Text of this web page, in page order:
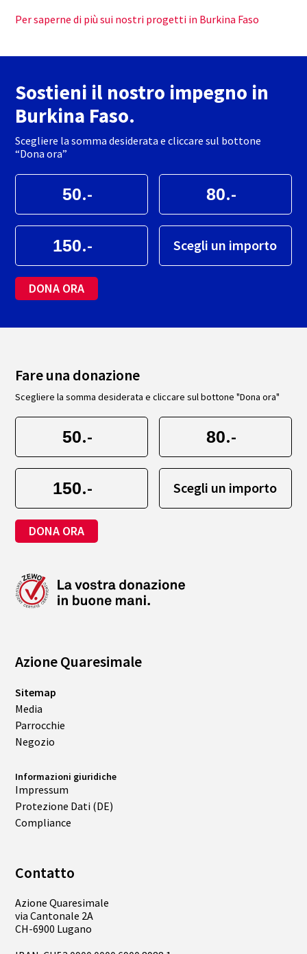
Per saperne di più sui nostri progetti in Burkina Faso
Sostieni il nostro impegno in
Burkina Faso.
Scegliere la somma desiderata e cliccare sul bottone
“Dona ora”
.- .-
.- Scegli un importo
DONA ORA
Azione Quaresimale
Sitemap
Media
Parrocchie
Negozio
Informazioni giuridiche
Impressum
Protezione Dati (DE)
Compliance
Fare una donazione
Scegliere la somma desiderata e cliccare sul bottone "Dona ora"
.- .-
.- Scegli un importo
DONA ORA
Contatto
Azione Quaresimale
via Cantonale 2A
CH-6900 Lugano